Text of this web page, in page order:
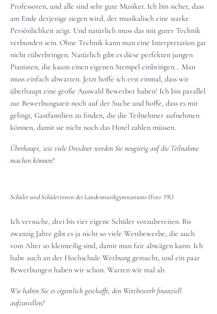
Professoren, und alle sind sehr gute Musiker. Ich bin sicher, dass
am Ende derjenige siegen wird, der musikalisch eine starke
Persönlichkeit zeigt. Und natürlich muss das mit guter Technik
verbunden sein. Ohne Technik kann man eine Interpretation gar
nicht rüberbringen. Natürlich gibt es diese perfekten jungen
Pianisten, die kaum einen eigenen Stempel einbringen… Man
muss einfach abwarten. Jetzt hoffe ich erst einmal, dass wir
überhaupt eine große Auswahl Bewerber haben! Ich bin parallel
zur Bewerbungszeit noch auf der Suche und hoffe, dass es mir
gelingt, Gastfamilien zu finden, die die Teilnehmer aufnehmen
können, damit sie nicht noch das Hotel zahlen müssen.
Überhaupt, wie viele Dresdner werden Sie neugierig auf die Teilnahme
machen können?
Schüler und Schülerinnen des Landesmusikgymnasiums (Foto: PR)
Ich versuche, drei bis vier eigene Schüler vorzubereiten. Bis
zwanzig Jahre gibt es ja nicht so viele Wettbewerbe, die auch
vom Alter so kleinteilig sind, damit man fair abwägen kann. Ich
habe auch an der Hochschule Werbung gemacht, und ein paar
Bewerbungen haben wir schon. Warten wir mal ab.
Wie haben Sie es eigentlich geschafft, den Wettbewerb finanziell
aufzustellen?